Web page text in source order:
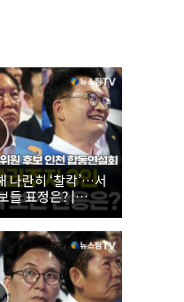
나란히 ‘찰칵’…서
들 표정은? |
표·최고위원 후